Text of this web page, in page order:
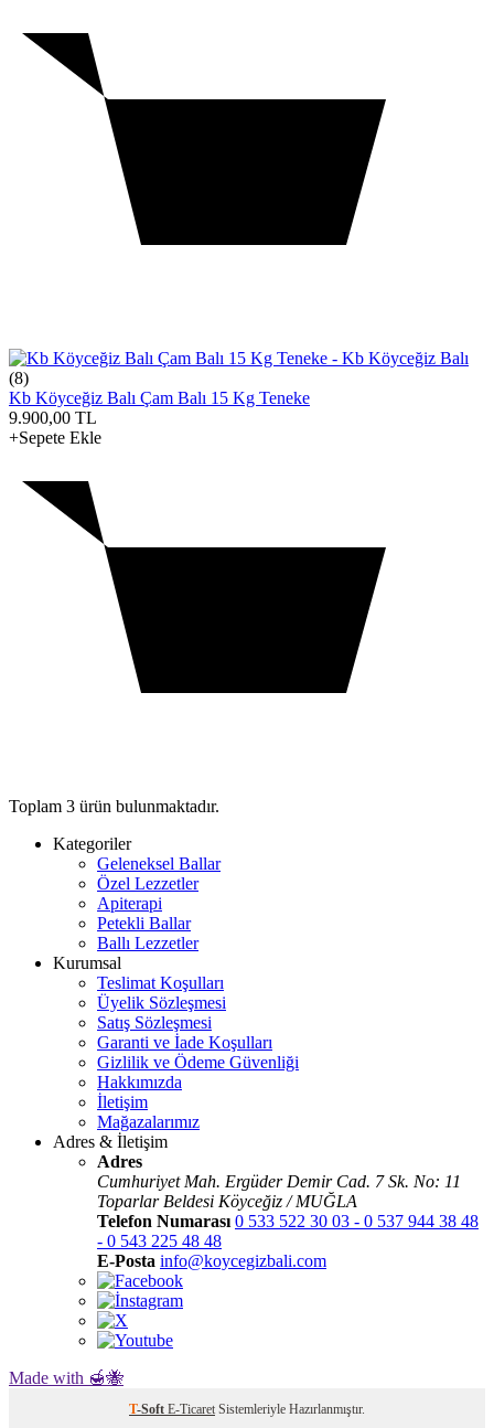
(8)
Kb Köyceğiz Balı Çam Balı 15 Kg Teneke
9.900,00 TL
+Sepete Ekle
Toplam 3 ürün bulunmaktadır.
Kategoriler
Geleneksel Ballar
Özel Lezzetler
Apiterapi
Petekli Ballar
Ballı Lezzetler
Kurumsal
Teslimat Koşulları
Üyelik Sözleşmesi
Satış Sözleşmesi
Garanti ve İade Koşulları
Gizlilik ve Ödeme Güvenliği
Hakkımızda
İletişim
Mağazalarımız
Adres & İletişim
Adres
Cumhuriyet Mah. Ergüder Demir Cad. 7 Sk. No: 11
Toparlar Beldesi Köyceğiz / MUĞLA
Telefon Numarası 0 533 522 30 03 - 0 537 944 38 48
- 0 543 225 48 48
E-Posta info@koycegizbali.com
Made with 🍯🐝
T-Soft E-Ticaret Sistemleriyle Hazırlanmıştır.